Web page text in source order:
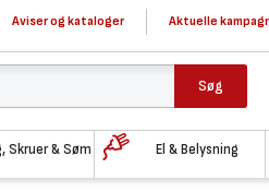
Aviser og kataloger Aktuelle
Søg
Skruer & Søm El & Belysning